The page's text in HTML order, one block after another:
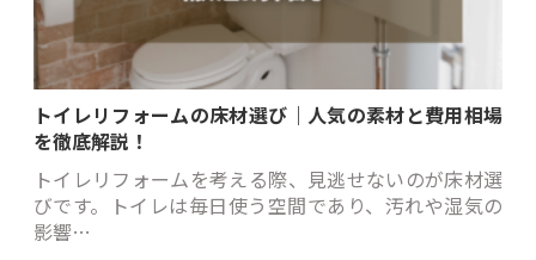
トイレリフォームの床材選び｜人気の素材と費用相場
を徹底解説！
トイレリフォームを考える際、見逃せないのが床材選
びです。トイレは毎日使う空間であり、汚れや湿気の
影響…